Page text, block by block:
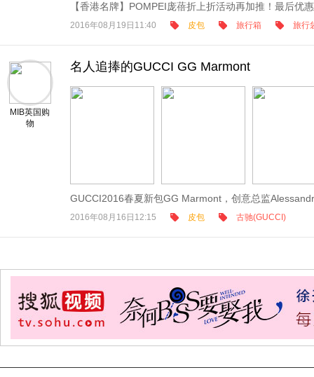
【香港名牌】POMPEI庞蓓折上折活动再加推！最后优
2016年08月19日11:40 皮包 旅行箱 旅行
MIB英国购
物
名人追捧的GUCCI GG Marmont
GUCCI2016春夏新包GG Marmont，创意总监
2016年08月16日12:15 皮包 古驰(GUCCI)